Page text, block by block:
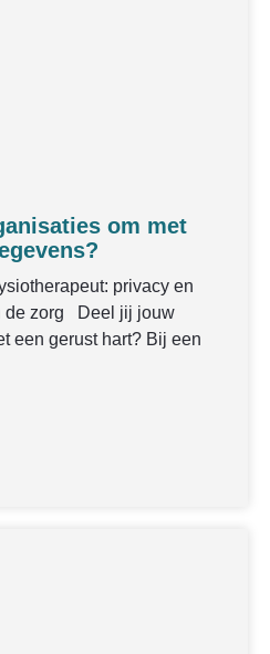
om met
privacy en
de zorg Deel jij jouw
een gerust hart? Bij een